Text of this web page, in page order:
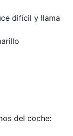
difícil y llama
del coche: